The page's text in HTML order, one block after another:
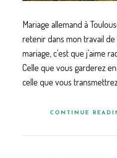
Mariage allemand à
retenir dans mon travail
mariage, c’est que j’aime
Celle que vous garderez
celle que vous
CONTINUE